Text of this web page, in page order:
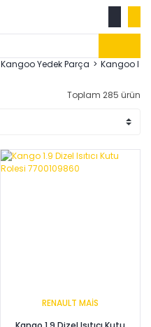
Kangoo Yedek Parça Kangoo I
Toplam 285 ürün
RENAULT MAİS